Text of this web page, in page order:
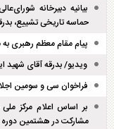
بیانیه دبیرخانه
حماسه تاریخی تشییع،
پیام مقام معظم رهبری
ویدیو/ بدرقه آقای شهید
فراخوان سی و سومین
بر اساس اعلام مرکز
مشارکت در هشتمین دوره